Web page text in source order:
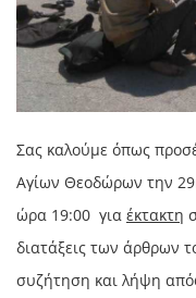
Σας καλούμε όπως
Αγίων Θεοδώρων την
ώρα 19:00 για έκτακτη
διατάξεις των άρθρων
συζήτηση και λήψη